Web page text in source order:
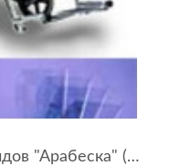
Кресло-коляска для инвалидов "Арабеска" (ширина сидения 38-44 см)